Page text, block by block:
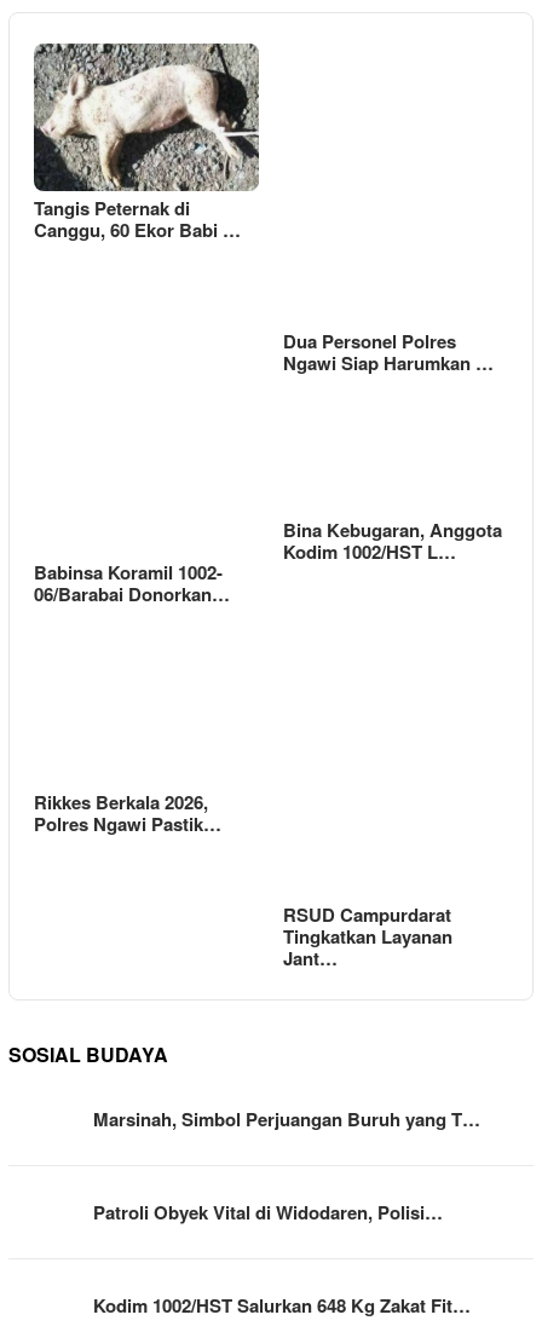
Tangis Peternak di
Canggu, 60 Ekor Babi …
Dua Personel Polres
Ngawi Siap Harumkan …
Babinsa Koramil 1002-
06/Barabai Donorkan…
Bina Kebugaran, Anggota
Kodim 1002/HST L…
Rikkes Berkala 2026,
Polres Ngawi Pastik…
RSUD Campurdarat
Tingkatkan Layanan
Jant…
SOSIAL BUDAYA
Marsinah, Simbol Perjuangan Buruh yang T…
Patroli Obyek Vital di Widodaren, Polisi…
Kodim 1002/HST Salurkan 648 Kg Zakat Fit…